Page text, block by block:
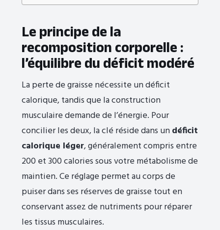
Le principe de la
recomposition corporelle :
l’équilibre du déficit modéré
La perte de graisse nécessite un déficit
calorique, tandis que la construction
musculaire demande de l’énergie. Pour
concilier les deux, la clé réside dans undéficit
calorique léger, généralement compris entre
200 et 300 calories sous votre métabolisme de
maintien. Ce réglage permet au corps de
puiser dans ses réserves de graisse tout en
conservant assez de nutriments pour réparer
les tissus musculaires.